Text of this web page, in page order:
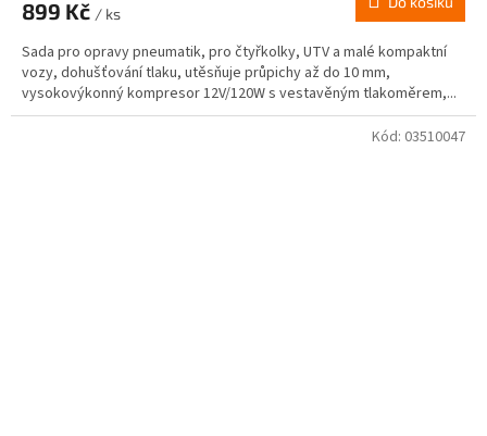
je
z
5
hvězdiček.
899 Kč / ks
Sada pro opravy pneumatik, pro čtyřkolky, UTV a malé kompaktní
vozy, dohušťování tlaku, utěsňuje průpichy až do 10 mm,
vysokovýkonný kompresor 12V/120W s vestavěným tlakoměrem,...
Kód: 03510047